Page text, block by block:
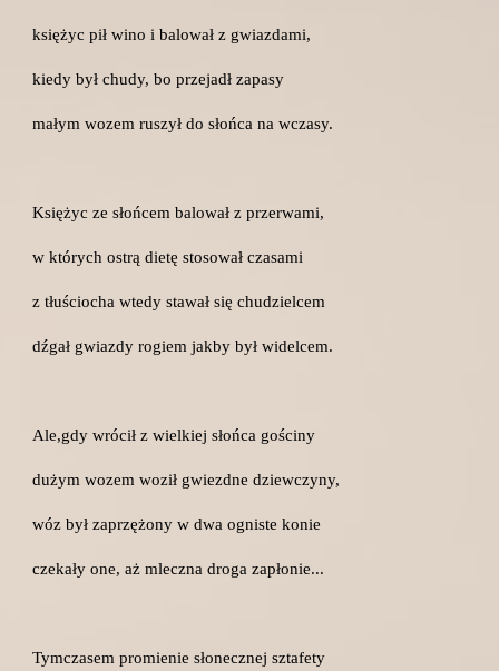
księżyc pił wino i balował z gwiazdami,
kiedy był chudy, bo przejadł zapasy
małym wozem ruszył do słońca na wczasy.
Księżyc ze słońcem balował z przerwami,
w których ostrą dietę stosował czasami
z tłuściocha wtedy stawał się chudzielcem
dźgał gwiazdy rogiem jakby był widelcem.
Ale,gdy wrócił z wielkiej słońca gościny
dużym wozem woził gwiezdne dziewczyny,
wóz był zaprzężony w dwa ogniste konie
czekały one, aż mleczna droga zapłonie...
Tymczasem promienie słonecznej sztafety